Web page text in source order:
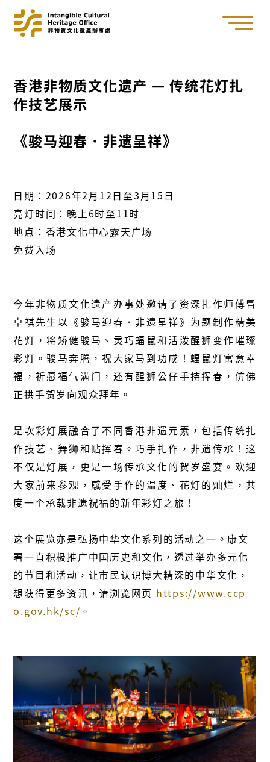
香港非物质文化遗产 — 传统花灯扎
作技艺展示
《骏马迎春．非遗呈祥》
日期：2026年2月12日至3月15日
亮灯时间：晚上6时至11时
地点：香港文化中心露天广场
免费入场
今年非物质文化遗产办事处邀请了资深扎作师傅冒
卓祺先生以《骏马迎春．非遗呈祥》为题制作精美
花灯，将矫健骏马、灵巧蝠鼠和活泼醒狮变作璀璨
彩灯。骏马奔腾，祝大家马到功成！蝠鼠灯寓意幸
福，祈愿福气满门，还有醒狮公仔手持挥春，仿佛
正拱手贺岁向观众拜年。
是次彩灯展融合了不同香港非遗元素，包括传统扎
作技艺、舞狮和贴挥春。巧手扎作，非遗传承！这
不仅是灯展，更是一场传承文化的贺岁盛宴。欢迎
大家前来参观，感受手作的温度、花灯的灿烂，共
度一个承载非遗祝福的新年彩灯之旅！
这个展览亦是弘扬中华文化系列的活动之一。康文
署一直积极推广中国历史和文化，透过举办多元化
的节目和活动，让市民认识博大精深的中华文化，
想获得更多资讯，请浏览网页 https://www.ccp
o.gov.hk/sc/ 。